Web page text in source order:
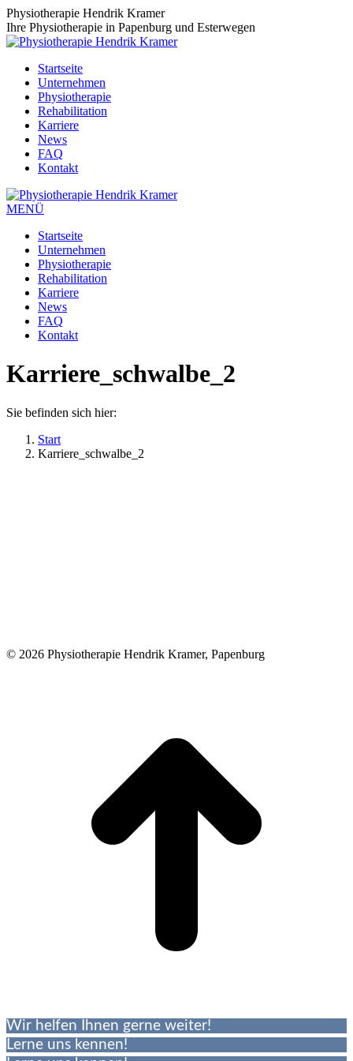
Zum
Inhalt
springen
Physiotherapie Hendrik Kramer
Ihre Physiotherapie in Papenburg und Esterwegen
Startseite
Unternehmen
Physiotherapie
Rehabilitation
Karriere
News
FAQ
Kontakt
MENÜ
Startseite
Unternehmen
Physiotherapie
Rehabilitation
Karriere
News
FAQ
Kontakt
Karriere_schwalbe_2
Sie befinden sich hier:
Start
Karriere_schwalbe_2
© 2026 Physiotherapie Hendrik Kramer, Papenburg
Wir helfen Ihnen gerne weiter!
Lerne uns kennen!